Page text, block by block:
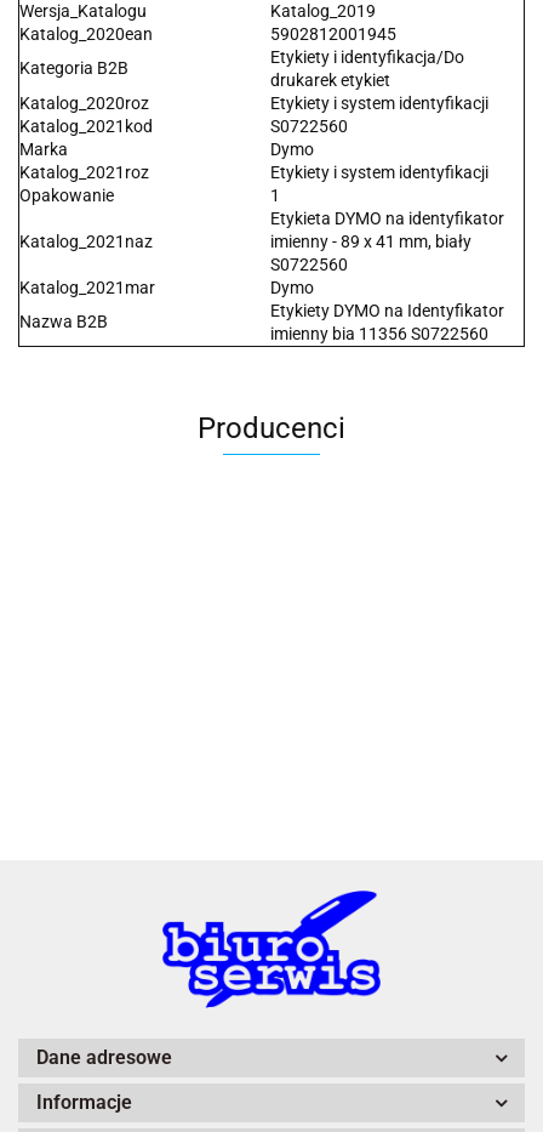
Wersja_Katalogu
Katalog_2019
Katalog_2020ean
5902812001945
Kategoria B2B
Etykiety i identyfikacja/Do
drukarek etykiet
Katalog_2020roz
Etykiety i system identyfikacji
Katalog_2021kod
S0722560
Marka
Dymo
Katalog_2021roz
Etykiety i system identyfikacji
Opakowanie
1
Katalog_2021naz
Etykieta DYMO na identyfikator
imienny - 89 x 41 mm, biały
S0722560
Katalog_2021mar
Dymo
Nazwa B2B
Etykiety DYMO na Identyfikator
imienny bia 11356 S0722560
Producenci
A4 Tech
Dane adresowe
Informacje